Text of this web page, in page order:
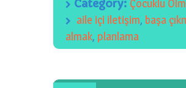
Category: Çocuklu
aile içi iletişim, başa
almak, planlama